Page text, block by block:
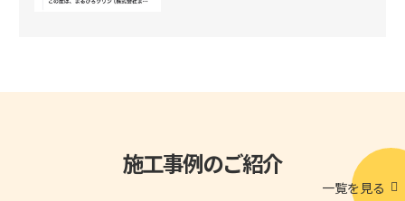
施工事例のご紹介
一覧を見る